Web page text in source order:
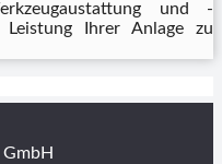
und -
Ihrer Anlage zu